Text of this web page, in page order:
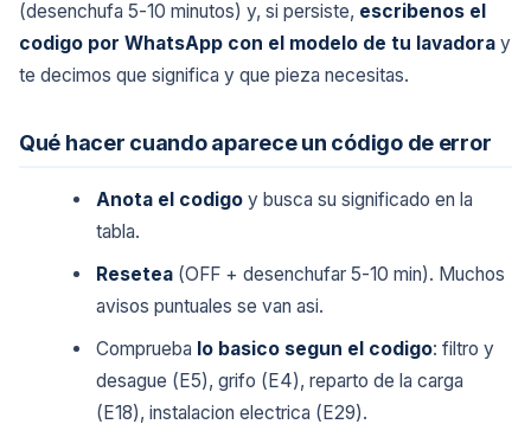
(desenchufa 5-10 minutos) y, si persiste, escribenos el
codigo por WhatsApp con el modelo de tu lavadora y
te decimos que significa y que pieza necesitas.
Qué hacer cuando aparece un código de error
Anota el codigo y busca su significado en la
tabla.
Resetea (OFF + desenchufar 5-10 min). Muchos
avisos puntuales se van asi.
Comprueba lo basico segun el codigo: filtro y
desague (E5), grifo (E4), reparto de la carga
(E18), instalacion electrica (E29).